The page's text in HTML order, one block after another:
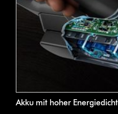
Akku mit hoher